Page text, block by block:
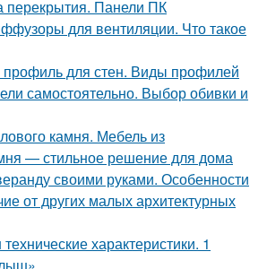
перекрытия. Панели ПК
для вентиляции. Что такое
профиль для стен. Виды профилей
самостоятельно. Выбор обивки и
камня. Мебель из
— стильное решение для дома
своими руками. Особенности
от других малых архитектурных
характеристики. 1